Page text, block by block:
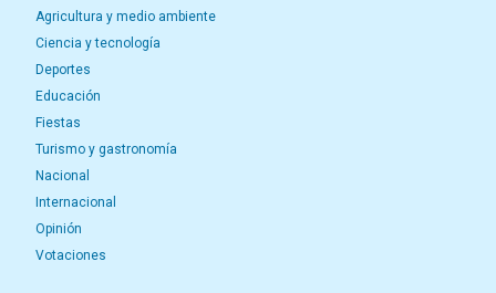
Agricultura y medio ambiente
Ciencia y tecnología
Deportes
Educación
Fiestas
Turismo y gastronomía
Nacional
Internacional
Opinión
Votaciones